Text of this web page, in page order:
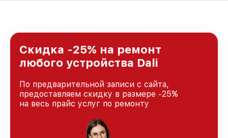
Скидка -25% на ремонт
любого устройства Dali
По предварительной записи с сайта,
предоставляем скидку в размере -25%
на весь прайс услуг по ремонту